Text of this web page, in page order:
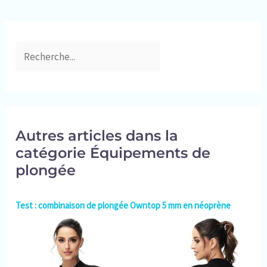
Autres articles dans la
catégorie Équipements de
plongée
Test : combinaison de plongée Owntop 5 mm en néoprène